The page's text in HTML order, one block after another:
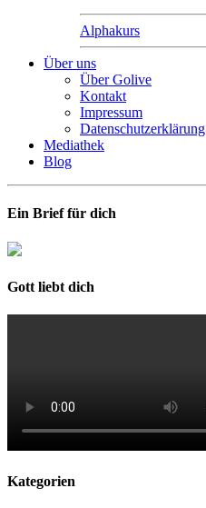
Alphakurs
Über uns
Über Golive
Kontakt
Impressum
Datenschutzerklärung
Mediathek
Blog
Ein Brief für dich
Gott liebt dich
Kategorien